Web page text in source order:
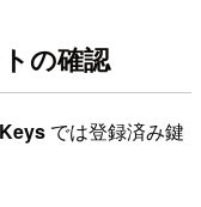
の確認
では登録済み鍵